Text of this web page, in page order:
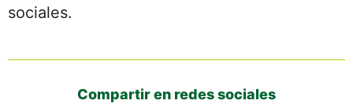
sociales.
Compartir en redes sociales